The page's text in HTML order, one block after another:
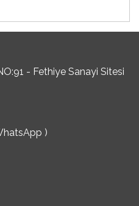
- Fethiye Sanayi Sitesi
)